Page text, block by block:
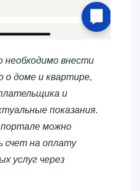
необходимо внести
о доме и квартире,
и
показания.
можно
счет на оплату
услуг через